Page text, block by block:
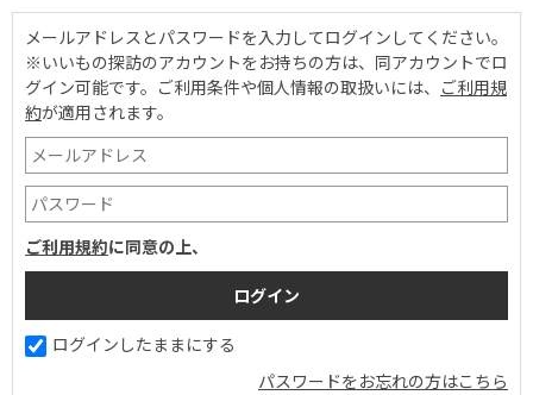
メールアドレスとパスワードを入力してログインしてください。
※いいもの探訪のアカウントをお持ちの方は、同アカウントでロ
グイン可能です。 ご利用条件や個人情報の取扱いには、 ご利用規
約が適用されます。
ご利用規約に同意の上、
ログインしたままにする
パスワードをお忘れの方はこちら